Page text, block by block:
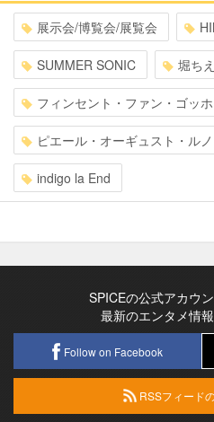
展示会/博覧会/展覧会
SUMMER SONIC 堀ち
フィンセント・ファン・ゴッホ
ピエール・オーギュスト・ル
indigo la End
SPICEの公式アカウ
最新のエンタメ情
Follow on Facebook
RSSフィード